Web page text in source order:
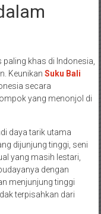
khas di Indonesia,
Keunikan Suku Bali
secara
yang menonjol di
daya tarik utama
dijunjung tinggi, seni
yang masih lestari,
dengan
menjunjung tinggi
terpisahkan dari